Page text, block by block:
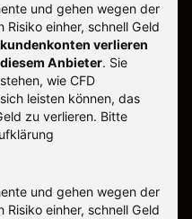
und gehen wegen der
einher, schnell Geld
verlieren
Anbieter. Sie
wie CFD
leisten können, das
zu verlieren. Bitte
und gehen wegen der
einher, schnell Geld